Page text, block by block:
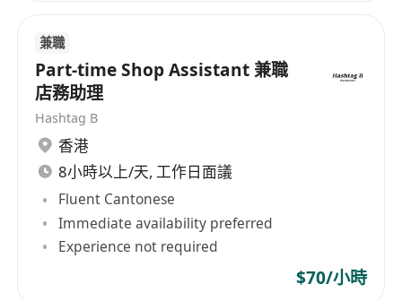
•安全監控系統電力供應理解​
•節能照明技術應用能力​
工作時間​
•標準工時：每週工作6天，每天8小時​
•靈活安排：根據項目需要可能調整工作時間​
•緊急呼叫：需參與輪班制緊急維修響應​
工作地點​
•主要區域：香港全區，根據項目需要安排​
•交通安排：公司提供交通津貼​
•多點工作：需在不同門店間輪調工作​
兼職
Part-time Shop Assistant 兼職
店務助理
Hashtag B
香港
8小時以上/天, 工作日面議
Fluent Cantonese
Immediate availability preferred
Experience not required
$70/小時